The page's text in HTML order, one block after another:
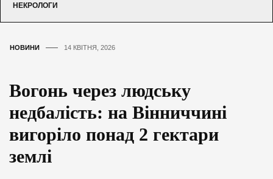
НЕКРОЛОГИ
НОВИНИ 14 КВІТНЯ, 2026
Вогонь через людську
недбалість: на Вінниччині
вигоріло понад 2 гектари
землі